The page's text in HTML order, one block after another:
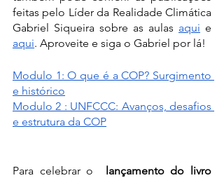
feitas pelo Líder da Realidade Climática
Gabriel Siqueira sobre as aulas aqui
aqui. Aproveite e siga o Gabriel por lá!
Modulo 1: O que é a COP? Surgimento
e histórico
Modulo 2 : UNFCCC: Avanços, desafios
e estrutura da COP
Para celebrar o lançamento do livro